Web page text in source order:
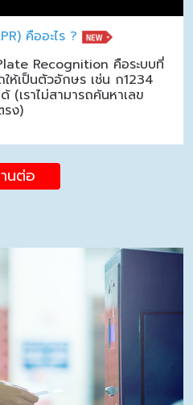
คืออะไร ?
Recognition คือระบบที่
ห้เป็นตัวอักษร เช่น ก1234
(เราไม่สามารถค้นหาเลข
รง)
นต่อ